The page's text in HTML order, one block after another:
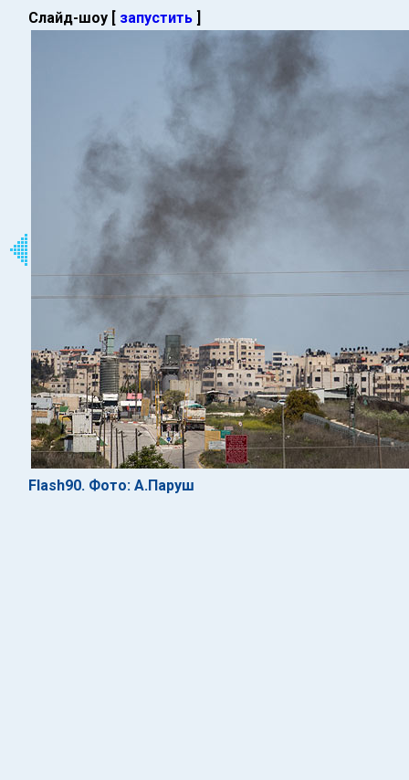
Слайд-шоу [ запустить ]
Flash90. Фото: А.Паруш